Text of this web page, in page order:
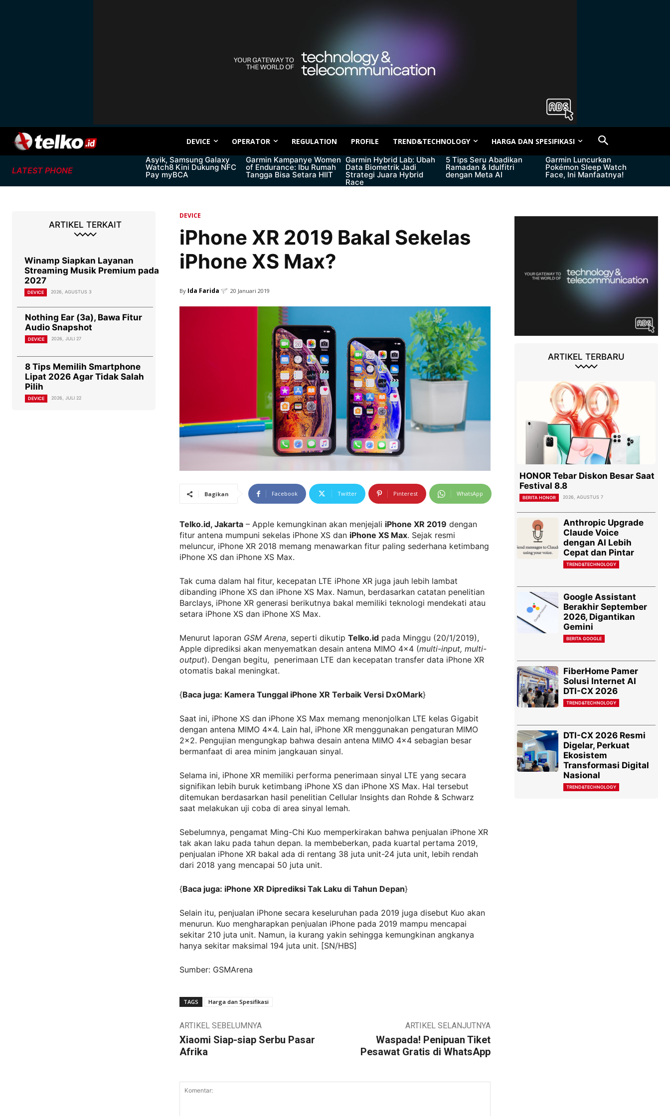
DEVICE OPERATOR REGULATION PROFILE TREND&TECHNOLOGY HARGA DAN SPESIFIKASI
LATEST PHONE
Asyik, Samsung Galaxy
Watch8 Kini Dukung NFC
Pay myBCA
Garmin Kampanye Women
of Endurance: Ibu Rumah
Tangga Bisa Setara HIIT
Garmin Hybrid Lab: Ubah
Data Biometrik Jadi
Strategi Juara Hybrid
Race
5 Tips Seru Abadikan
Ramadan & Idulfitri
dengan Meta AI
Garmin Luncurkan
Pokémon Sleep Watch
Face, Ini Manfaatnya!
ARTIKEL TERKAIT
Winamp Siapkan Layanan
Streaming Musik Premium pada
2027
DEVICE 2026, AGUSTUS 3
Nothing Ear (3a), Bawa Fitur
Audio Snapshot
DEVICE 2026, JULI 27
8 Tips Memilih Smartphone
Lipat 2026 Agar Tidak Salah
Pilih
DEVICE 2026, JULI 22
DEVICE
iPhone XR 2019 Bakal Sekelas
iPhone XS Max?
By Ida Farida 20 Januari 2019
Bagikan Facebook Twitter Pinterest WhatsApp
Telko.id, Jakarta – Apple kemungkinan akan menjejali iPhone XR 2019 dengan
fitur antena mumpuni sekelas iPhone XS dan iPhone XS Max. Sejak resmi
meluncur, iPhone XR 2018 memang menawarkan fitur paling sederhana ketimbang
iPhone XS dan iPhone XS Max.
Tak cuma dalam hal fitur, kecepatan LTE iPhone XR juga jauh lebih lambat
dibanding iPhone XS dan iPhone XS Max. Namun, berdasarkan catatan penelitian
Barclays, iPhone XR generasi berikutnya bakal memiliki teknologi mendekati atau
setara iPhone XS dan iPhone XS Max.
Menurut laporan GSM Arena, seperti dikutip Telko.id pada Minggu (20/1/2019),
Apple diprediksi akan menyematkan desain antena MIMO 4×4 (multi-input, multi-
output). Dengan begitu, penerimaan LTE dan kecepatan transfer data iPhone XR
otomatis bakal meningkat.
{Baca juga: Kamera Tunggal iPhone XR Terbaik Versi DxOMark}
Saat ini, iPhone XS dan iPhone XS Max memang menonjolkan LTE kelas Gigabit
dengan antena MIMO 4×4. Lain hal, iPhone XR menggunakan pengaturan MIMO
2×2. Pengujian mengungkap bahwa desain antena MIMO 4×4 sebagian besar
bermanfaat di area minim jangkauan sinyal.
Selama ini, iPhone XR memiliki performa penerimaan sinyal LTE yang secara
signifikan lebih buruk ketimbang iPhone XS dan iPhone XS Max. Hal tersebut
ditemukan berdasarkan hasil penelitian Cellular Insights dan Rohde & Schwarz
saat melakukan uji coba di area sinyal lemah.
Sebelumnya, pengamat Ming-Chi Kuo memperkirakan bahwa penjualan iPhone XR
tak akan laku pada tahun depan. Ia membeberkan, pada kuartal pertama 2019,
penjualan iPhone XR bakal ada di rentang 38 juta unit-24 juta unit, lebih rendah
dari 2018 yang mencapai 50 juta unit.
{Baca juga: iPhone XR Diprediksi Tak Laku di Tahun Depan}
Selain itu, penjualan iPhone secara keseluruhan pada 2019 juga disebut Kuo akan
menurun. Kuo mengharapkan penjualan iPhone pada 2019 mampu mencapai
sekitar 210 juta unit. Namun, ia kurang yakin sehingga kemungkinan angkanya
hanya sekitar maksimal 194 juta unit. [SN/HBS]
Sumber: GSMArena
TAGS Harga dan Spesifikasi
ARTIKEL SEBELUMNYA
Xiaomi Siap-siap Serbu Pasar
Afrika
ARTIKEL SELANJUTNYA
Waspada! Penipuan Tiket
Pesawat Gratis di WhatsApp
ARTIKEL TERBARU
HONOR Tebar Diskon Besar Saat
Festival 8.8
BERITA HONOR 2026, AGUSTUS 7
Anthropic Upgrade
Claude Voice
dengan AI Lebih
Cepat dan Pintar
TREND&TECHNOLOGY
Google Assistant
Berakhir September
2026, Digantikan
Gemini
BERITA GOOGLE
FiberHome Pamer
Solusi Internet AI
DTI-CX 2026
TREND&TECHNOLOGY
DTI-CX 2026 Resmi
Digelar, Perkuat
Ekosistem
Transformasi Digital
Nasional
TREND&TECHNOLOGY